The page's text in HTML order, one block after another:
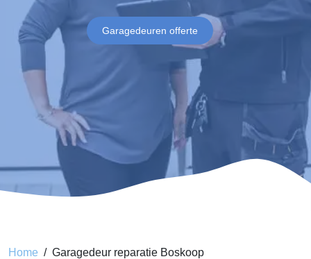
Garagedeuren offerte
Home Garagedeur reparatie Boskoop